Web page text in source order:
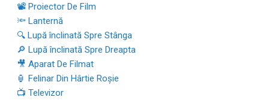
📽 Proiector De Film
🔦 Lanternă
🔍 Lupă înclinată Spre Stânga
🔎 Lupă înclinată Spre Dreapta
🎥 Aparat De Filmat
🏮 Felinar Din Hârtie Roșie
📺 Televizor